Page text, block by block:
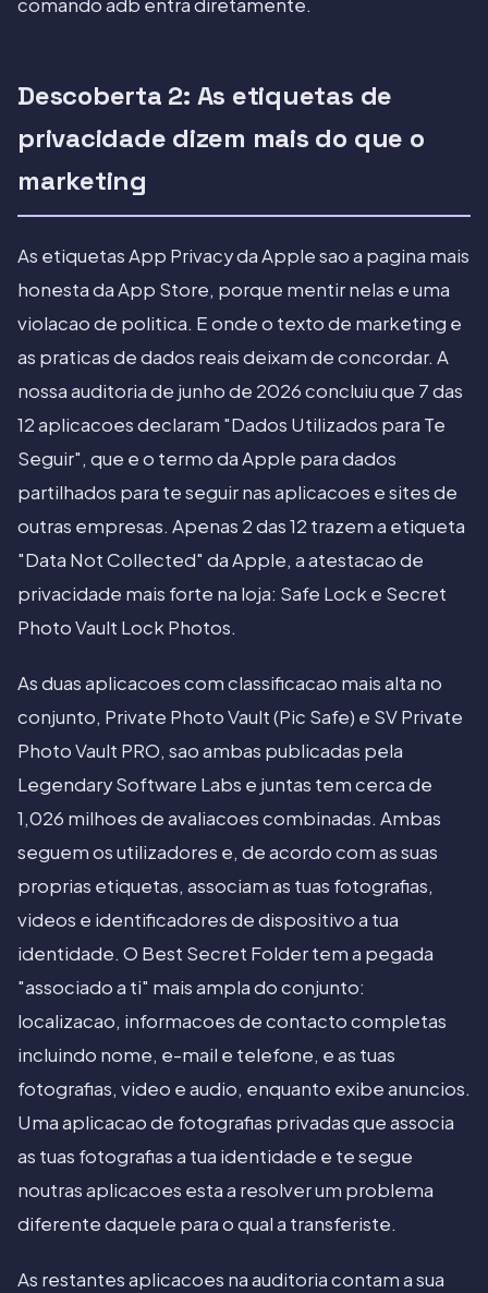
comando adb entra diretamente.
Descoberta 2: As etiquetas de
privacidade dizem mais do que o
marketing
As etiquetas App Privacy da Apple sao a pagina mais
honesta da App Store, porque mentir nelas e uma
violacao de politica. E onde o texto de marketing e
as praticas de dados reais deixam de concordar. A
nossa auditoria de junho de 2026 concluiu que 7 das
12 aplicacoes declaram "Dados Utilizados para Te
Seguir", que e o termo da Apple para dados
partilhados para te seguir nas aplicacoes e sites de
outras empresas. Apenas 2 das 12 trazem a etiqueta
"Data Not Collected" da Apple, a atestacao de
privacidade mais forte na loja: Safe Lock e Secret
Photo Vault Lock Photos.
As duas aplicacoes com classificacao mais alta no
conjunto, Private Photo Vault (Pic Safe) e SV Private
Photo Vault PRO, sao ambas publicadas pela
Legendary Software Labs e juntas tem cerca de
1,026 milhoes de avaliacoes combinadas. Ambas
seguem os utilizadores e, de acordo com as suas
proprias etiquetas, associam as tuas fotografias,
videos e identificadores de dispositivo a tua
identidade. O Best Secret Folder tem a pegada
"associado a ti" mais ampla do conjunto:
localizacao, informacoes de contacto completas
incluindo nome, e-mail e telefone, e as tuas
fotografias, video e audio, enquanto exibe anuncios.
Uma aplicacao de fotografias privadas que associa
as tuas fotografias a tua identidade e te segue
noutras aplicacoes esta a resolver um problema
diferente daquele para o qual a transferiste.
As restantes aplicacoes na auditoria contam a sua